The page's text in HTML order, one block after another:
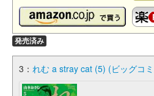
発売済み
3： れむ a stray cat (5) (ビッグコ